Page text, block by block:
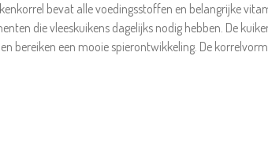
bevat alle voedingsstoffen en belangrijke
die vleeskuikens dagelijks nodig hebben. De
bereiken een mooie spierontwikkeling. De